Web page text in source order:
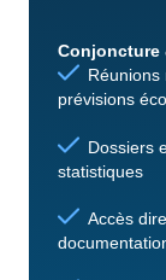
Conjoncture
Réunions
prévisions
Dossiers
statistiques
Accès